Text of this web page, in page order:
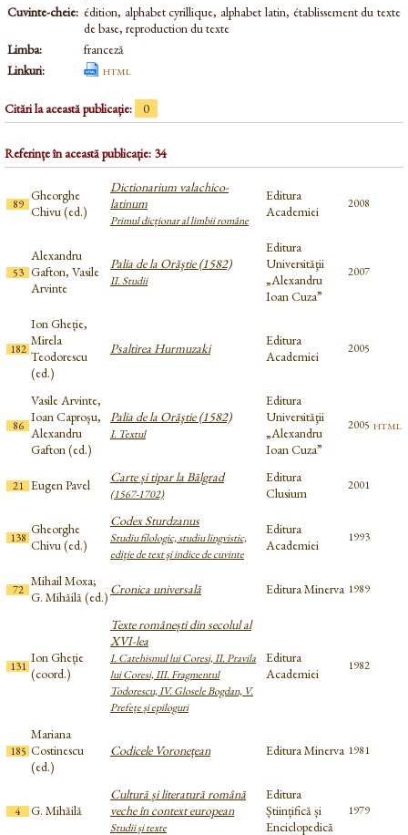
Cuvinte-cheie: édition, alphabet cyrillique, alphabet latin, établissement du texte
de base, reproduction du texte
Limba:
franceză
Linkuri:
html
Citări la această publicație: 0
Referințe în această publicație: 34
89
Gheorghe
Chivu (ed.)
Dictionarium valachico-
latinum
Primul dicționar al limbii române
Editura
Academiei
2008
53
Alexandru
Gafton, Vasile
Arvinte
Palia de la Orăştie (1582)
II. Studii
Editura
Universităţii
„Alexandru
Ioan Cuza”
2007
182
Ion Gheție,
Mirela
Teodorescu
(ed.)
Psaltirea Hurmuzaki
Editura
Academiei
2005
86
Vasile Arvinte,
Ioan Caproşu,
Alexandru
Gafton (ed.)
Palia de la Orăştie (1582)
I. Textul
Editura
Universităţii
„Alexandru
Ioan Cuza”
2005 html
21 Eugen Pavel Carte și tipar la Bălgrad
(1567-1702)
Editura
Clusium
2001
138
Gheorghe
Chivu (ed.)
Codex Sturdzanus
Studiu filologic, studiu lingvistic,
ediţie de text şi indice de cuvinte
Editura
Academiei
1993
72
Mihail Moxa;
G. Mihăilă (ed.) Cronica universală Editura Minerva 1989
131
Ion Gheție
(coord.)
Texte românești din secolul al
XVI-lea
I. Catehismul lui Coresi, II. Pravila
lui Coresi, III. Fragmentul
Todorescu, IV. Glosele Bogdan, V.
Prefețe și epiloguri
Editura
Academiei
1982
185
Mariana
Costinescu
(ed.)
Codicele Voronețean Editura Minerva 1981
4 G. Mihăilă
Cultură și literatură română
veche în context european
Studii și texte
Editura
Științifică și
Enciclopedică
1979